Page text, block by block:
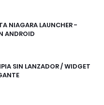
NIAGARA LAUNCHER -
ANDROID
SIN LANZADOR / WIDGET